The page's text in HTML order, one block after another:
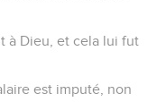
à Dieu, et cela lui fut
est imputé, non